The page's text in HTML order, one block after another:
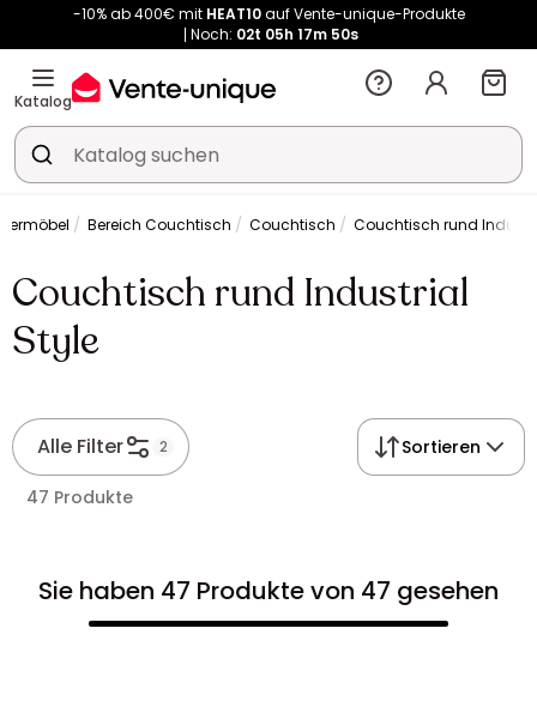
-10% ab 400€ mit HEAT10auf Vente-unique-Produkte
Noch: 02t 05h 17m 50s
-10% ab 400€ mitHEAT10auf Vente-unique-Produkte
Katalog
Bereich Couchtisch Couchtisch Couchtisch rund
Couchtisch rund Industrial
Style
Alle Filter 2 Sortieren
47 Produkte
Sie haben 47 Produkte von 47 gesehen